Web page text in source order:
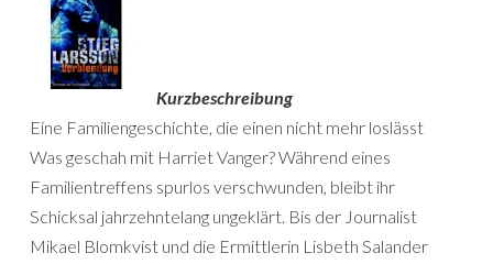
Kurzbeschreibung
Eine Familiengeschichte, die einen nicht mehr loslässt
Was geschah mit Harriet Vanger? Während eines
Familientreffens spurlos verschwunden, bleibt ihr
Schicksal jahrzehntelang ungeklärt. Bis der Journalist
Mikael Blomkvist und die Ermittlerin Lisbeth Salander